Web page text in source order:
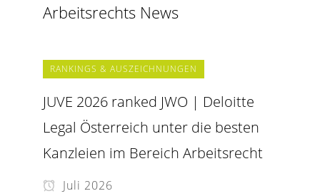
Arbeitsrechts News
RANKINGS & AUSZEICHNUNGEN
JUVE 2026 ranked JWO | Deloitte
Legal Österreich unter die besten
Kanzleien im Bereich Arbeitsrecht
Juli 2026